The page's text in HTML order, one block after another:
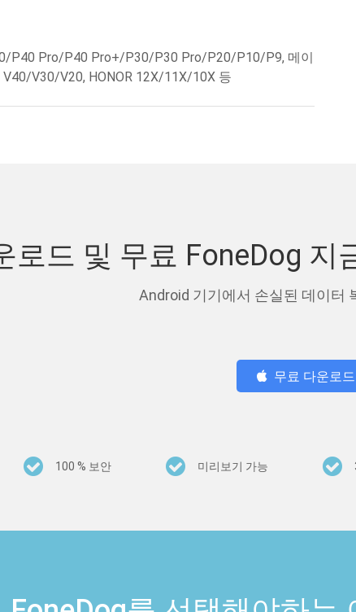
P40 Pro/P40 Pro+/P30/P30 Pro/P20/P10/P9, 메이
V30/V20, HONOR 12X/11X/10X 등
로드 및 무료 FoneDog 지
Android 기기에서 손실된 데이터
무료 다운로드
100 % 보안 미리보기 가능